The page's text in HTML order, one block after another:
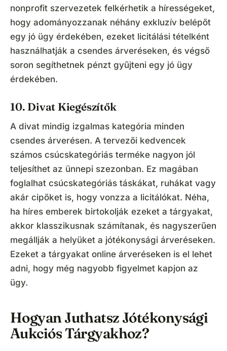
nonprofit szervezetek felkérhetik a hírességeket,
hogy adományozzanak néhány exkluzív belépőt
egy jó ügy érdekében, ezeket licitálási tételként
használhatják a csendes árveréseken, és végső
soron segíthetnek pénzt gyűjteni egy jó ügy
érdekében.
10. Divat Kiegészítők
A divat mindig izgalmas kategória minden
csendes árverésen. A tervezői kedvencek
számos csúcskategóriás terméke nagyon jól
teljesíthet az ünnepi szezonban. Ez magában
foglalhat csúcskategóriás táskákat, ruhákat vagy
akár cipőket is, hogy vonzza a licitálókat. Néha,
ha híres emberek birtokolják ezeket a tárgyakat,
akkor klasszikusnak számítanak, és nagyszerűen
megállják a helyüket a jótékonysági árveréseken.
Ezeket a tárgyakat online árveréseken is el lehet
adni, hogy még nagyobb figyelmet kapjon az
ügy.
Hogyan Juthatsz Jótékonysági
Aukciós Tárgyakhoz?